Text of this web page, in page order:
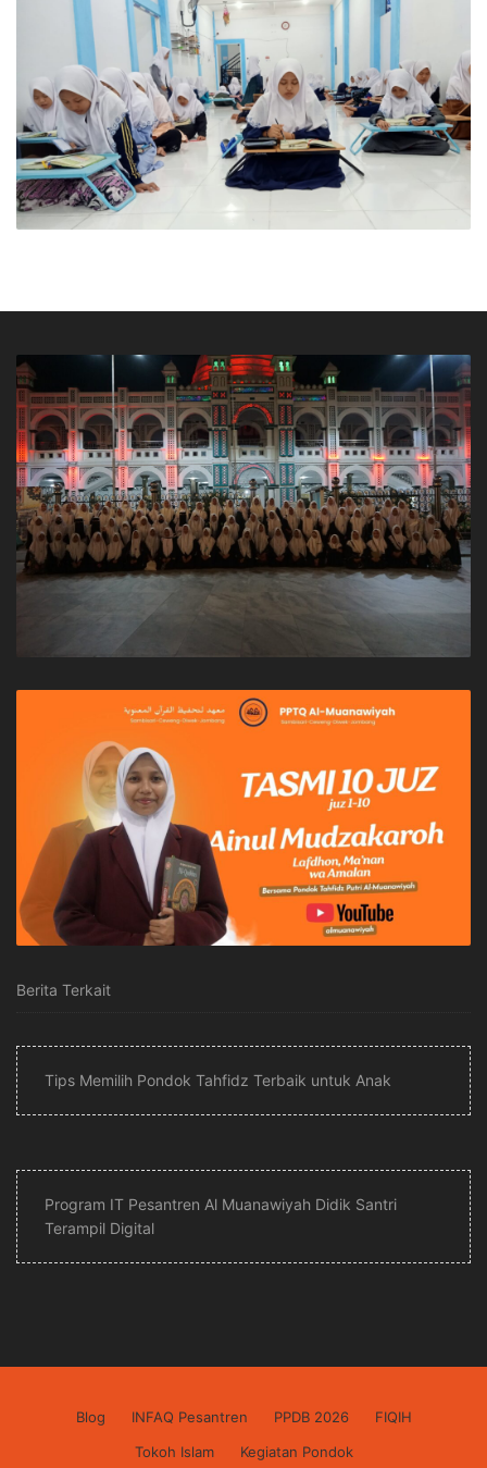
Berita Terkait
Tips Memilih Pondok Tahfidz Terbaik untuk Anak
Program IT Pesantren Al Muanawiyah Didik Santri
Terampil Digital
Blog INFAQ Pesantren PPDB 2026
FIQIH
Tokoh Islam
Kegiatan Pondok